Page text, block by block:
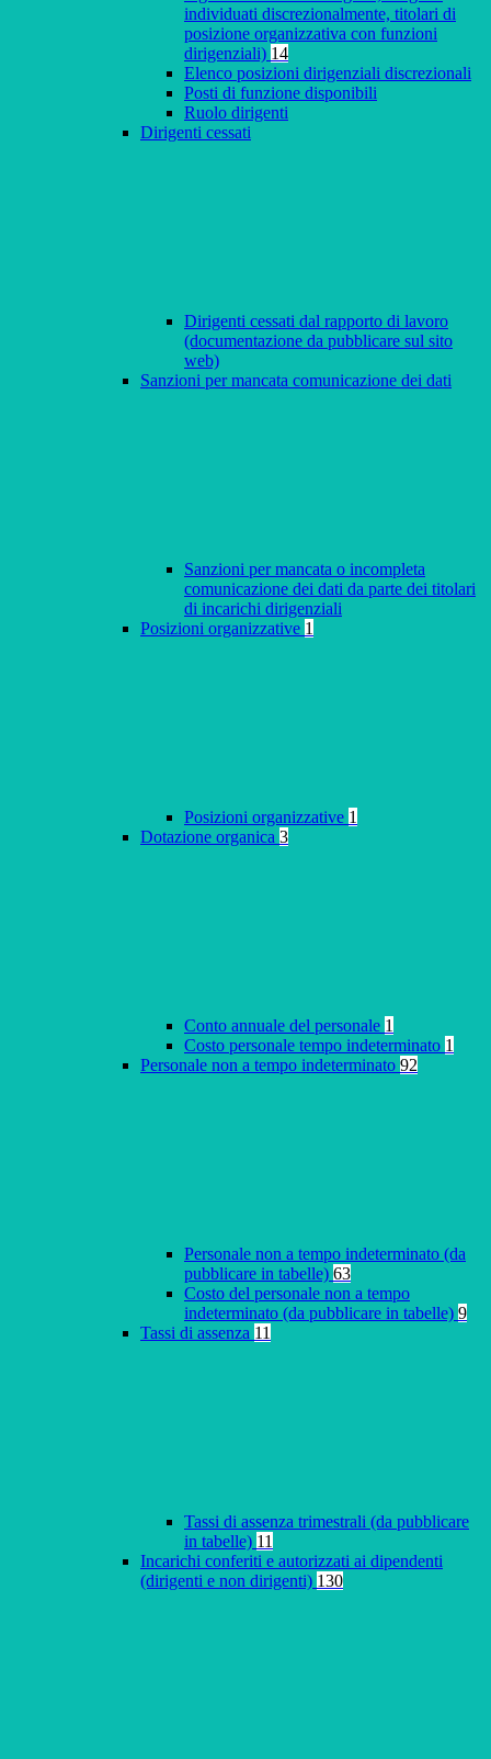
individuati discrezionalmente, titolari di
posizione organizzativa con funzioni
dirigenziali) 14
Elenco posizioni dirigenziali discrezionali
Posti di funzione disponibili
Ruolo dirigenti
Dirigenti cessati
Dirigenti cessati dal rapporto di lavoro
(documentazione da pubblicare sul sito
web)
Sanzioni per mancata comunicazione dei dati
Sanzioni per mancata o incompleta
comunicazione dei dati da parte dei titolari
di incarichi dirigenziali
Posizioni organizzative 1
Posizioni organizzative 1
Dotazione organica 3
Conto annuale del personale 1
Costo personale tempo indeterminato 1
Personale non a tempo indeterminato 92
Personale non a tempo indeterminato (da
pubblicare in tabelle) 63
Costo del personale non a tempo
indeterminato (da pubblicare in tabelle) 9
Tassi di assenza 11
Tassi di assenza trimestrali (da pubblicare
in tabelle) 11
Incarichi conferiti e autorizzati ai dipendenti
(dirigenti e non dirigenti) 130